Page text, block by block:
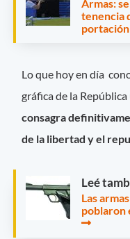
Armas:
tenencia
portación
Lo que hoy en día
gráfica de la
consagra
de la libertad y el
Leé
Las
poblaron